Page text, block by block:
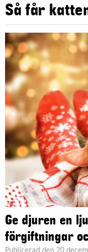
Så får
Ge djuren en
förgiftningar